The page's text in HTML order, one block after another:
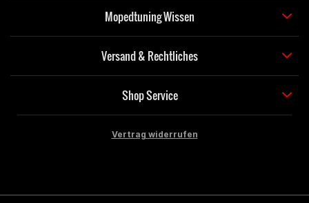
Mopedtuning Wissen
Versand & Rechtliches
Shop Service
Vertrag widerrufen